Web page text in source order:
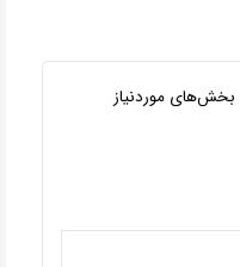
بخش‌های موردنیاز